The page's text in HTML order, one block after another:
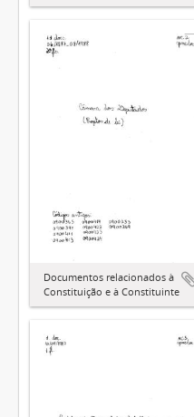
Documentos relacionados à
Constituição e à Constituinte